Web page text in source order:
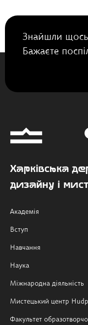
Знайшли щось
Бажаєте
Харківська
дизайну і
Академія
Вступ
Навчання
Наука
Міжнародна діяльність
Мистецький центр
Факультет